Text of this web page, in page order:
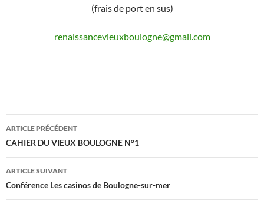
(frais de port en sus)
renaissancevieuxboulogne@gmail.com
Navigation
des
articles
ARTICLE PRÉCÉDENT
CAHIER DU VIEUX BOULOGNE N°1
ARTICLE SUIVANT
Conférence Les casinos de Boulogne-sur-mer